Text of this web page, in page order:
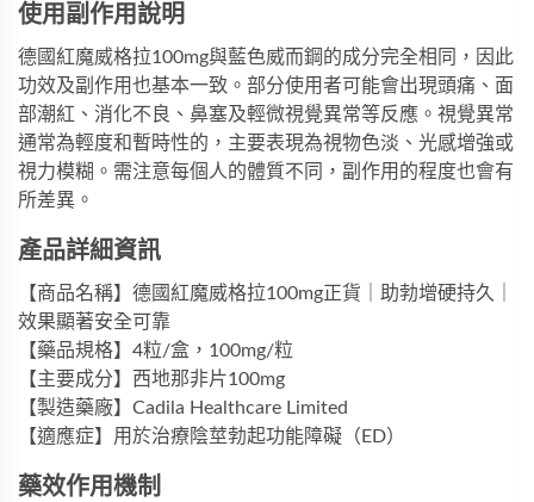
使用副作用說明
德國紅魔威格拉100mg與藍色威而鋼的成分完全相同，因此
功效及副作用也基本一致。部分使用者可能會出現頭痛、面
部潮紅、消化不良、鼻塞及輕微視覺異常等反應。視覺異常
通常為輕度和暫時性的，主要表現為視物色淡、光感增強或
視力模糊。需注意每個人的體質不同，副作用的程度也會有
所差異。
產品詳細資訊
【商品名稱】德國紅魔威格拉100mg正貨｜助勃增硬持久｜
效果顯著安全可靠
【藥品規格】4粒/盒，100mg/粒
【主要成分】西地那非片100mg
【製造藥廠】Cadila Healthcare Limited
【適應症】用於治療陰莖勃起功能障礙（ED）
藥效作用機制